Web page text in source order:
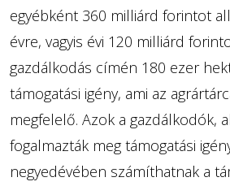
egyébként 360 milliárd forintot
évre, vagyis évi 120 milliárd
gazdálkodás címén 180 ezer
támogatási igény, ami az
megfelelő. Azok a gazdálkodók,
fogalmazták meg támogatási
negyedévében számíthatnak a